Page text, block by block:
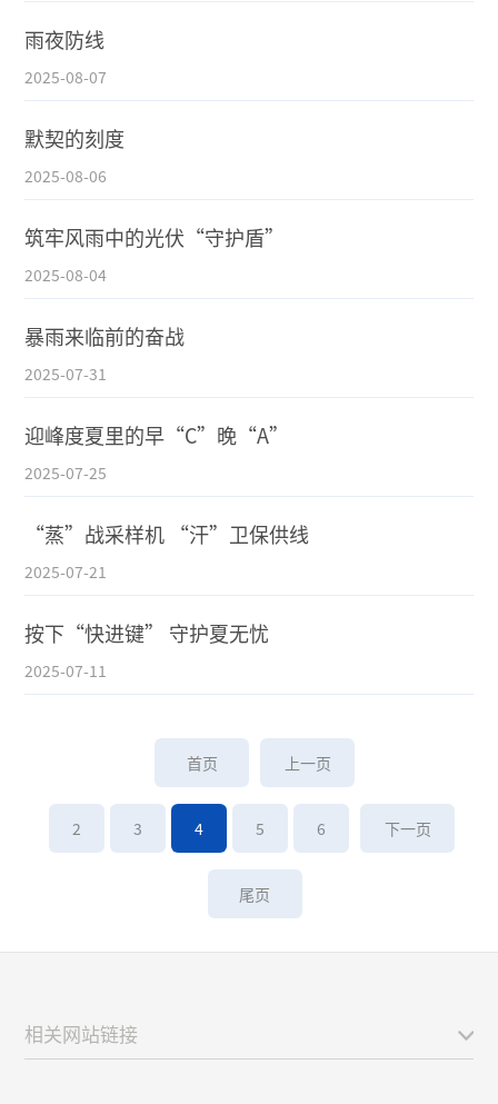
雨夜防线
2025-08-07
默契的刻度
2025-08-06
筑牢风雨中的光伏“守护盾”
2025-08-04
暴雨来临前的奋战
2025-07-31
迎峰度夏里的早“C”晚“A”
2025-07-25
“蒸”战采样机 “汗”卫保供线
2025-07-21
按下“快进键” 守护夏无忧
2025-07-11
首页 上一页
2 3 4 5 6 下一页
尾页
相关网站链接